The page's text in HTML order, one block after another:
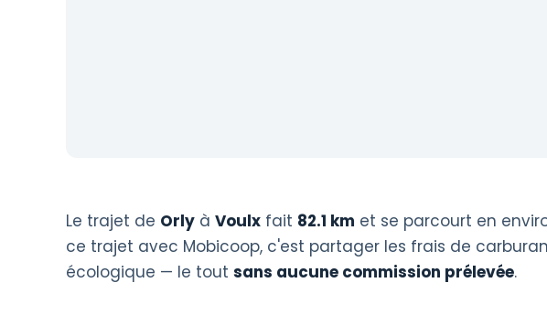
Le trajet de Orly à Voulx fait 82.1 km et se parcourt en
ce trajet avec Mobicoop, c'est partager les frais de
écologique — le tout sans aucune commission prélevée.